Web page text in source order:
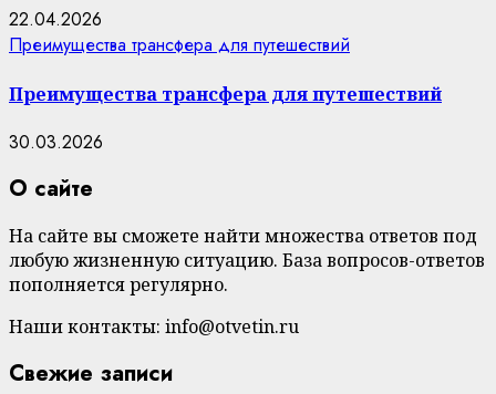
22.04.2026
Преимущества трансфера для путешествий
Преимущества трансфера для путешествий
30.03.2026
О сайте
На сайте вы сможете найти множества ответов под
любую жизненную ситуацию. База вопросов-ответов
пополняется регулярно.
Наши контакты: info@otvetin.ru
Свежие записи